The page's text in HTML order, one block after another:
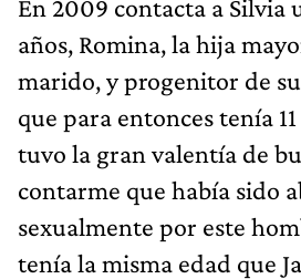
En 2009 contacta a Silvia
años, Romina, la hija
marido, y progenitor de
que para entonces tenía
tuvo la gran valentía de
contarme que había sido
sexualmente por este
tenía la misma edad que